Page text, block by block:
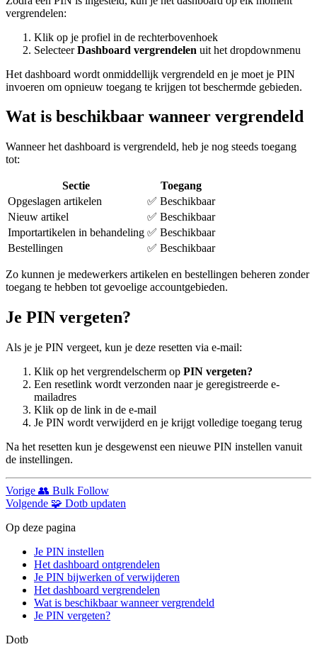
vergrendelen:
Klik op je profiel in de rechterbovenhoek
SelecteerDashboard vergrendelen uit het dropdownmenu
Het dashboard wordt onmiddellijk vergrendeld en je moet je PIN
invoeren om opnieuw toegang te krijgen tot beschermde gebieden.
Wat is beschikbaar wanneer vergrendeld
Wanneer het dashboard is vergrendeld, heb je nog steeds toegang
tot:
Sectie
Toegang
Opgeslagen artikelen
✅ Beschikbaar
Nieuw artikel
✅ Beschikbaar
Importartikelen in behandeling ✅ Beschikbaar
Bestellingen
✅ Beschikbaar
Zo kunnen je medewerkers artikelen en bestellingen beheren zonder
toegang te hebben tot gevoelige accountgebieden.
Je PIN vergeten?
Als je je PIN vergeet, kun je deze resetten via e-mail:
Klik op het vergrendelscherm op PIN vergeten?
Een resetlink wordt verzonden naar je geregistreerde e-
mailadres
Klik op de link in de e-mail
Je PIN wordt verwijderd en je krijgt volledige toegang terug
Na het resetten kun je desgewenst een nieuwe PIN instellen vanuit
de instellingen.
Vorige 👥 Bulk Follow
Volgende 🧩 Dotb updaten
Op deze pagina
Je PIN instellen
Het dashboard ontgrendelen
Je PIN bijwerken of verwijderen
Het dashboard vergrendelen
Wat is beschikbaar wanneer vergrendeld
Je PIN vergeten?
Dotb